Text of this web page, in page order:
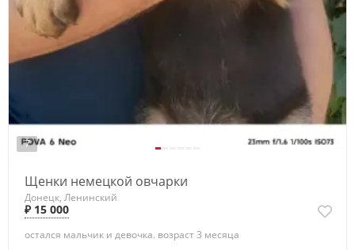
7
Щенки немецкой овчарки
Донецк, Ленинский
₽ 15 000
остался мальчик и девочка. возраст 3 месяца